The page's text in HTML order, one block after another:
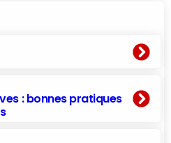
: bonnes pratiques